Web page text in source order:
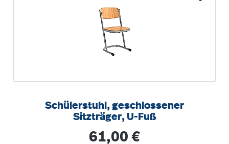
Schülerstuhl, geschlossener
Sitzträger, U-Fuß
Regulärer Preis:
61,00 €